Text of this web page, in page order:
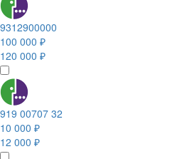
9312900000
100 000 ₽
120 000 ₽
919 00707 32
10 000 ₽
12 000 ₽